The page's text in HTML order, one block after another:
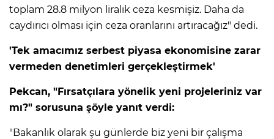
toplam 28.8 milyon liralık ceza kesmişiz. Daha da
caydırıcı olması için ceza oranlarını artıracağız" dedi.
'Tek amacımız serbest piyasa ekonomisine zarar
vermeden denetimleri gerçekleştirmek'
Pekcan, "Fırsatçılara yönelik yeni projeleriniz var
mı?" sorusuna şöyle yanıt verdi:
"Bakanlık olarak şu günlerde biz yeni bir çalışma